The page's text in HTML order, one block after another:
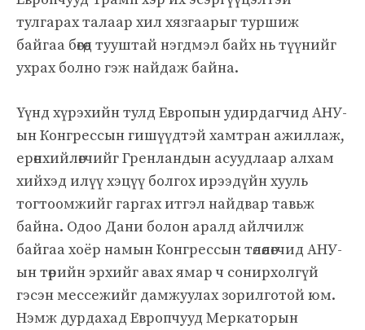
тулгарах талаар хил хязгаарыг туршиж
байгаа бөгөөд тууштай нэгдмэл байх нь түүнийг
ухрах болно гэж найдаж байна.
Үүнд хүрэхийн тулд Европын удирдагчид АНУ-
ын Конгрессын гишүүдтэй хамтран ажиллаж,
ерөнхийлөгчийг Гренландын асуудлаар алхам
хийхэд илүү хэцүү болгох ирээдүйн хууль
тогтоомжийг гаргах итгэл найдвар тавьж
байна. Одоо Дани болон аралд айлчилж
байгаа хоёр намын Конгрессын төлөөлөгчид АНУ-
ын төрийн эрхийг авах ямар ч сонирхолгүй
гэсэн мессежийг дамжуулах зорилготой юм.
Нэмж дурдахад Европчууд Меркаторын